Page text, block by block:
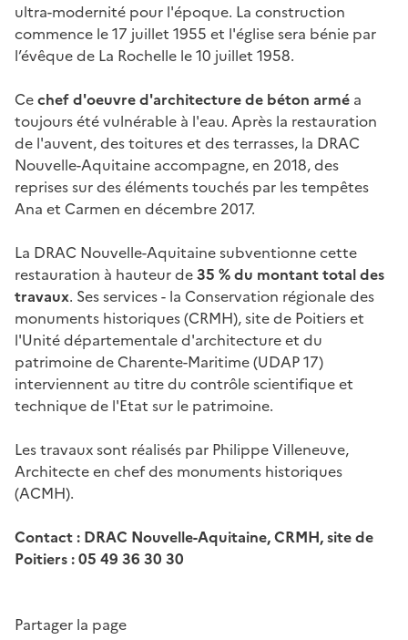
ultra-modernité pour l'époque. La construction
commence le 17 juillet 1955 et l'église sera bénie par
l’évêque de La Rochelle le 10 juillet 1958.
Cechef d'oeuvre d'architecture de béton armé a
toujours été vulnérable à l'eau. Après la restauration
de l'auvent, des toitures et des terrasses, la DRAC
Nouvelle-Aquitaine accompagne, en 2018, des
reprises sur des éléments touchés par les tempêtes
Ana et Carmen en décembre 2017.
La DRAC Nouvelle-Aquitaine subventionne cette
restauration à hauteur de35 % du montant total des
travaux. Ses services - la Conservation régionale des
monuments historiques (CRMH), site de Poitiers et
l'Unité départementale d'architecture et du
patrimoine de Charente-Maritime (UDAP 17)
interviennent au titre du contrôle scientifique et
technique de l'Etat sur le patrimoine.
Les travaux sont réalisés par Philippe Villeneuve,
Architecte en chef des monuments historiques
(ACMH).
Contact : DRAC Nouvelle-Aquitaine, CRMH, site de
Poitiers : 05 49 36 30 30
Partager la page